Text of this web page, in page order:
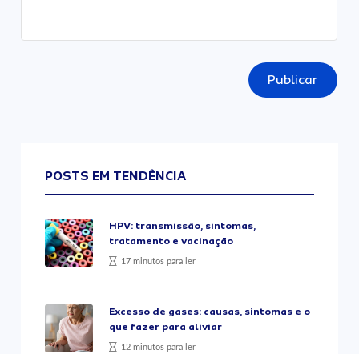
Publicar
POSTS EM TENDÊNCIA
HPV: transmissão, sintomas,
tratamento e vacinação
17 minutos para ler
Excesso de gases: causas, sintomas e o
que fazer para aliviar
12 minutos para ler